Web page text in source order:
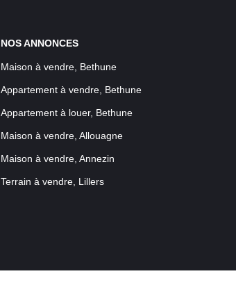
NOS ANNONCES
Maison à vendre, Bethune
Appartement à vendre, Bethune
Appartement à louer, Bethune
Maison à vendre, Allouagne
Maison à vendre, Annezin
Terrain à vendre, Lillers